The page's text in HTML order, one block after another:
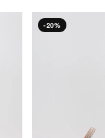
-20%